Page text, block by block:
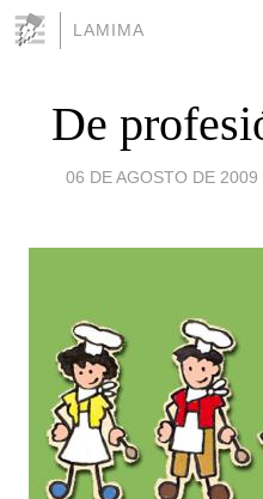
LAMIMA
De
06 DE AGOSTO DE 2009